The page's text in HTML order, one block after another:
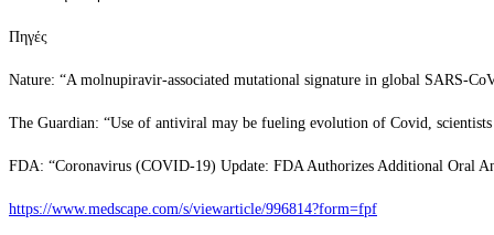
Πηγές
Nature: “A molnupiravir-associated mutational signature in global SARS-
The Guardian: “Use of antiviral may be fueling evolution of Covid, scientists
FDA: “Coronavirus (COVID-19) Update: FDA Authorizes Additional Oral
https://www.medscape.com/s/viewarticle/996814?form=fpf